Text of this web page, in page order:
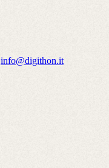
info@digithon.it